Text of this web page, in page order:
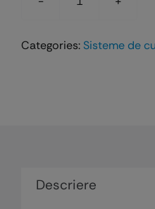
Cantitate
balamale
pivotante
Categories: Sisteme de
Descriere